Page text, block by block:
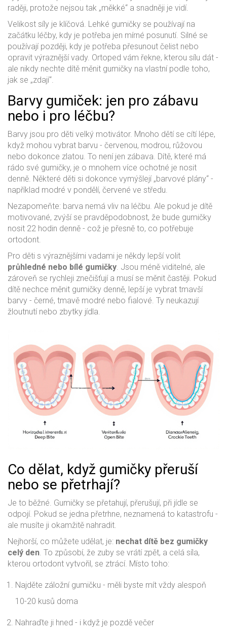
raději, protože nejsou tak „měkké“ a snadněji je vidí.
Velikost síly je klíčová. Lehké gumičky se používají na
začátku léčby, kdy je potřeba jen mírné posunutí. Silné se
používají později, kdy je potřeba přesunout čelist nebo
opravit výraznější vady. Ortoped vám řekne, kterou sílu dát -
ale nikdy nechte dítě měnit gumičky na vlastní podle toho,
jak se „zdají“.
Barvy gumiček: jen pro zábavu
nebo i pro léčbu?
Barvy jsou pro děti velký motivátor. Mnoho dětí se cítí lépe,
když mohou vybrat barvu - červenou, modrou, růžovou
nebo dokonce zlatou. To není jen zábava. Dítě, které má
rádo své gumičky, je o mnohem více ochotné je nosit
denně. Některé děti si dokonce vymýšlejí „barvové plány“ -
například modré v pondělí, červené ve středu.
Nezapomeňte: barva nemá vliv na léčbu. Ale pokud je dítě
motivované, zvýší se pravděpodobnost, že bude gumičky
nosit 22 hodin denně - což je přesně to, co potřebuje
ortodont.
Pro děti s výraznějšími vadami je někdy lepší volit
průhledné nebo bílé gumičky. Jsou méně viditelné, ale
zároveň se rychleji znečišťují a musí se měnit častěji. Pokud
dítě nechce měnit gumičky denně, lepší je vybrat tmavší
barvy - černé, tmavě modré nebo fialové. Ty neukazují
žloutnutí nebo zbytky jídla.
Co dělat, když gumičky přeruší
nebo se přetrhají?
Je to běžné. Gumičky se přetahují, přerušují, při jídle se
odpojí. Pokud se jedna přetrhne, neznamená to katastrofu -
ale musíte ji okamžitě nahradit.
Nejhorší, co můžete udělat, je: nechat dítě bez gumičky
celý den. To způsobí, že zuby se vrátí zpět, a celá síla,
kterou ortodont vytvořil, se ztrácí. Místo toho:
Najděte záložní gumičku - měli byste mít vždy alespoň
10-20 kusů doma
Nahraďte ji hned - i když je pozdě večer